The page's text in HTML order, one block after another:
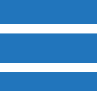
Bu ürüne ilk yorumu siz yapın!